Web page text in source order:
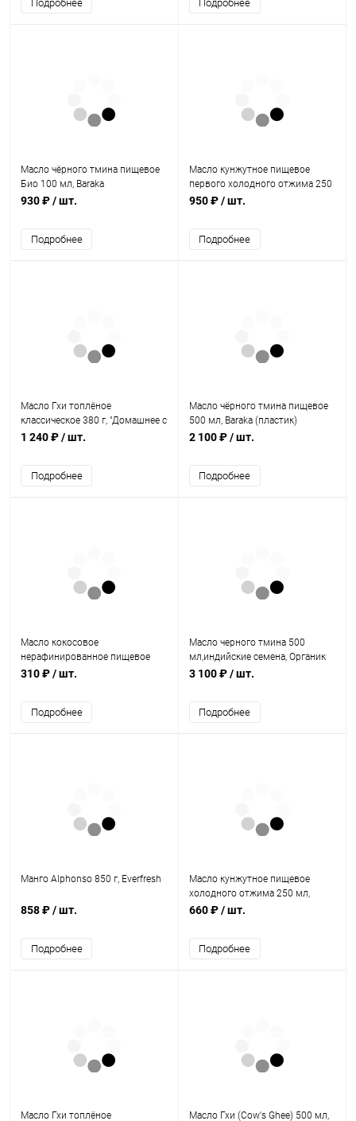
Подробнее Подробнее
Масло чёрного тмина пищевое
Био 100 мл, Baraka
930 ₽/ шт.
Подробнее
Масло кунжутное пищевое
первого холодного отжима 250
мл, "Золото Индии"
950 ₽/ шт.
Подробнее
Масло Гхи топлёное
классическое 380 г, "Домашнее с
любовью"
1 240 ₽/ шт.
Подробнее
Масло чёрного тмина пищевое
500 мл, Baraka (пластик)
2 100 ₽/ шт.
Подробнее
Масло кокосовое
нерафинированное пищевое
холодного отжима 200 мл,
310 ₽/ шт.
Подробнее
Масло черного тмина 500
мл,индийские семена, Органик
(стекло), Baraka
3 100 ₽/ шт.
Подробнее
Манго Alphonso 850 г, Everfresh
858 ₽/ шт.
Подробнее
Масло кунжутное пищевое
холодного отжима 250 мл,
"Золото Индии"
660 ₽/ шт.
Подробнее
Масло Гхи топлёное
Масло Гхи (Cow's Ghee) 500 мл,